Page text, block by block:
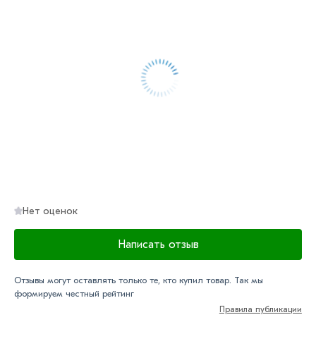
для профильных труб из категории
в интернет-магазине МЕТАЛЛ-РС
действительны в Москве и области. Наши
купленного товарa в течение 7 дней (наличие чека
обязательно).
Нет оценок
Написать отзыв
Отзывы могут оставлять только те, кто купил товар. Так мы
формируем честный рейтинг
Правила публикации